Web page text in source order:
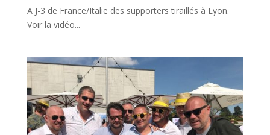
A J-3 de France/Italie des supporters tiraillés à Lyon.
Voir la vidéo...